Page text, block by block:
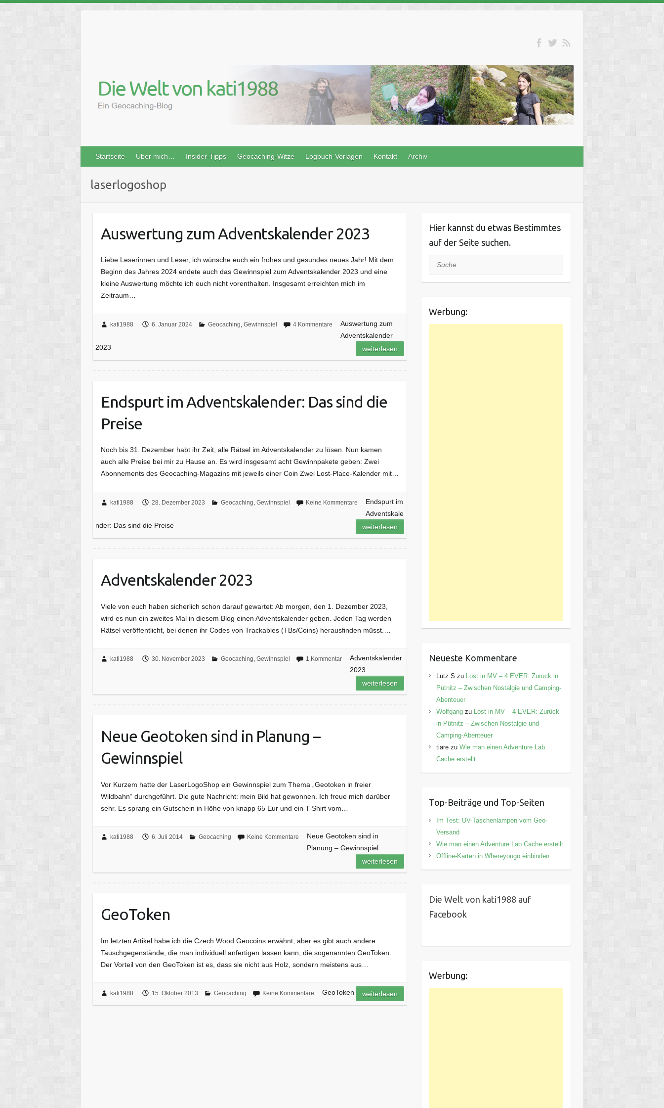
content
Startseite Über mich… Insider-Tipps Geocaching-Witze Logbuch-Vorlagen Kontakt Archiv
laserlogoshop
Auswertung zum Adventskalender 2023
Liebe Leserinnen und Leser, ich wünsche euch ein frohes und gesundes neues Jahr! Mit dem
Beginn des Jahres 2024 endete auch das Gewinnspiel zum Adventskalender 2023 und eine
kleine Auswertung möchte ich euch nicht vorenthalten. Insgesamt erreichten mich im
Zeitraum…
kati1988 6. Januar 2024 Geocaching, Gewinnspiel 4 Kommentare
Auswertung zum
Adventskalender
2023
weiterlesen
Endspurt im Adventskalender: Das sind die
Preise
Noch bis 31. Dezember habt ihr Zeit, alle Rätsel im Adventskalender zu lösen. Nun kamen
auch alle Preise bei mir zu Hause an. Es wird insgesamt acht Gewinnpakete geben: Zwei
Abonnements des Geocaching-Magazins mit jeweils einer Coin Zwei Lost-Place-Kalender mit…
kati1988 28. Dezember 2023 Geocaching, Gewinnspiel Keine Kommentare
Endspurt im
Adventskale
nder: Das sind die Preise
weiterlesen
Adventskalender 2023
Viele von euch haben sicherlich schon darauf gewartet: Ab morgen, den 1. Dezember 2023,
wird es nun ein zweites Mal in diesem Blog einen Adventskalender geben. Jeden Tag werden
Rätsel veröffentlicht, bei denen ihr Codes von Trackables (TBs/Coins) herausfinden müsst.…
kati1988 30. November 2023 Geocaching, Gewinnspiel 1 Kommentar
Adventskalender
2023
weiterlesen
Neue Geotoken sind in Planung –
Gewinnspiel
Vor Kurzem hatte der LaserLogoShop ein Gewinnspiel zum Thema „Geotoken in freier
Wildbahn“ durchgeführt. Die gute Nachricht: mein Bild hat gewonnen. Ich freue mich darüber
sehr. Es sprang ein Gutschein in Höhe von knapp 65 Eur und ein T-Shirt vom…
kati1988 6. Juli 2014 Geocaching Keine Kommentare
Neue Geotoken sind in
Planung – Gewinnspiel
weiterlesen
GeoToken
Im letzten Artikel habe ich die Czech Wood Geocoins erwähnt, aber es gibt auch andere
Tauschgegenstände, die man individuell anfertigen lassen kann, die sogenannten GeoToken.
Der Vorteil von den GeoToken ist es, dass sie nicht aus Holz, sondern meistens aus…
kati1988 15. Oktober 2013 Geocaching Keine Kommentare GeoToken weiterlesen
Hier kannst du etwas Bestimmtes
auf der Seite suchen.
Suche
Werbung:
Neueste Kommentare
Lutz S zu
Lost in MV – 4 EVER: Zurück in
Pütnitz – Zwischen Nostalgie und Camping-
Abenteuer
Wolfgangzu
Lost in MV – 4 EVER: Zurück
in Pütnitz – Zwischen Nostalgie und
Camping-Abenteuer
tiarezu Wie man einen Adventure Lab
Cache erstellt
Top-Beiträge und Top-Seiten
Im Test: UV-Taschenlampen vom Geo-
Versand
Wie man einen Adventure Lab Cache erstellt
Offline-Karten in Whereyougo einbinden
Die Welt von kati1988 auf
Facebook
Werbung: